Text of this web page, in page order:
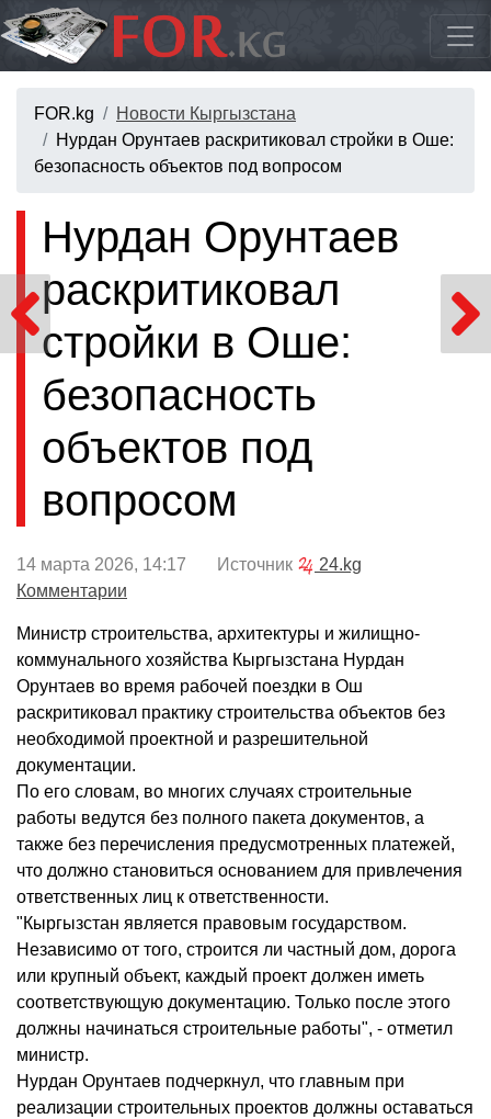
FOR.kg
Новости Кыргызстана
Нурдан Орунтаев раскритиковал стройки в Оше:
безопасность объектов под вопросом
Нурдан Орунтаев
раскритиковал
стройки в Оше:
безопасность
объектов под
вопросом
14 марта 2026, 14:17 Источник
24.kg
Комментарии
Министр строительства, архитектуры и жилищно-
коммунального хозяйства Кыргызстана Нурдан
Орунтаев во время рабочей поездки в Ош
раскритиковал практику строительства объектов без
необходимой проектной и разрешительной
документации.
По его словам, во многих случаях строительные
работы ведутся без полного пакета документов, а
также без перечисления предусмотренных платежей,
что должно становиться основанием для привлечения
ответственных лиц к ответственности.
"Кыргызстан является правовым государством.
Независимо от того, строится ли частный дом, дорога
или крупный объект, каждый проект должен иметь
соответствующую документацию. Только после этого
должны начинаться строительные работы", - отметил
министр.
Нурдан Орунтаев подчеркнул, что главным при
реализации строительных проектов должны оставаться